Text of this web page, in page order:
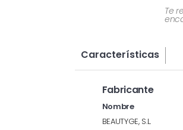
Te
Características
Fabricante
Nombre
BEAUTYGE, S.L.